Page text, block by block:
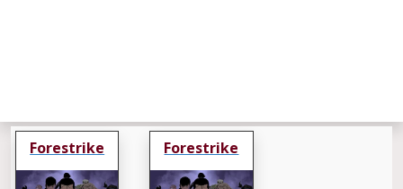
Forestrike Forestrike